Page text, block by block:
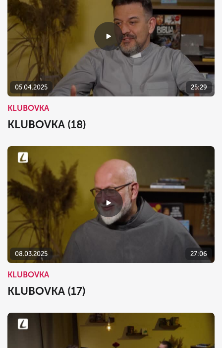
05.04.2025 25:29
KLUBOVKA
KLUBOVKA (18)
08.03.2025 27:06
KLUBOVKA
KLUBOVKA (17)